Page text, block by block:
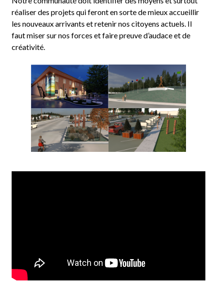
réaliser des projets qui feront en sorte de mieux accueillir
les nouveaux arrivants et retenir nos citoyens actuels. Il
faut miser sur nos forces et faire preuve d’audace et de
créativité.
Développement
économique
Développement
économique
Développement
économique
Développement
économique